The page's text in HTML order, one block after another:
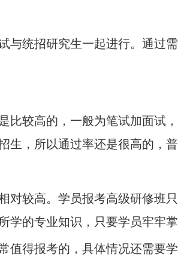
统招研究生一起进行。通过
较高的，一般为笔试加面试
，所以通过率还是很高的，普
较高。学员报考高级研修班
的专业知识，只要学员牢牢
得报考的，具体情况还需要